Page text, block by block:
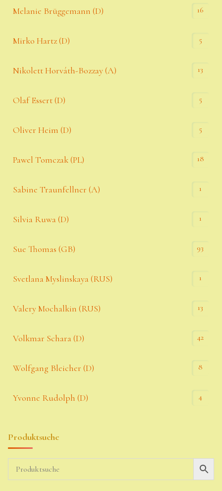
Melanie Brüggemann (D) 16
Mirko Hartz (D) 5
Nikolett Horváth-Bozzay (A) 13
Olaf Essert (D) 5
Oliver Heim (D) 5
Pawel Tomczak (PL) 18
Sabine Traunfellner (A) 1
Silvia Ruwa (D) 1
Sue Thomas (GB) 93
Svetlana Myslinskaya (RUS) 1
Valery Mochalkin (RUS) 13
Volkmar Schara (D) 42
Wolfgang Bleicher (D) 8
Yvonne Rudolph (D) 4
Produktsuche